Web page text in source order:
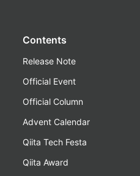
Contents
Release Note
Official Event
Official Column
Advent Calendar
Qiita Tech Festa
Qiita Award